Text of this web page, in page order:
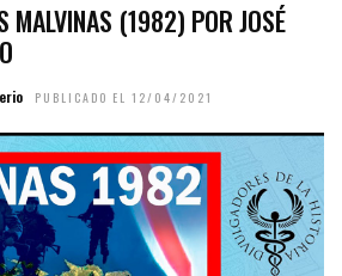
MALVINAS (1982) POR JOSÉ
PUBLICADO EL 12/04/2021